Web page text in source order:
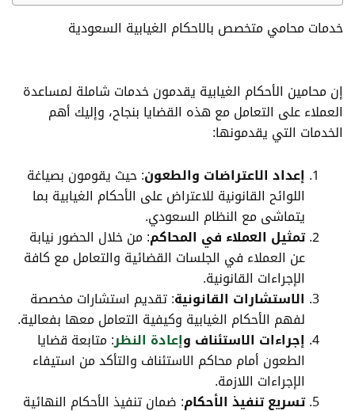
خدماتمحامي متخصص بالاحكام الغيابية السعودية
إن محامين الأحكام الغيابية يقدمون خدمات شاملة لمساعدة
العملاء على التعامل مع هذه القضايا بنجاح، وإليك أهم
الخدمات التي يقدمونها:
إعداد الاعتراضات والطعون: حيث يقومون بصياغة
اللوائح القانونية للاعتراض على الأحكام الغيابية بما
يتماشى مع النظام السعودي.
تمثيل العملاء في المحاكم: من خلال الحضور نيابة
عن العملاء في الجلسات القضائية والتعامل مع كافة
الإجراءات القانونية.
الاستشارات القانونية: تقديم استشارات مخصصة
لفهم الأحكام الغيابية وكيفية التعامل معها بفعالية.
إجراءات الاستئناف وإعادة النظر: متابعة قضايا
الطعون أمام محاكم الاستئناف والتأكد من استيفاء
الإجراءات اللازمة.
تسريع تنفيذ الأحكام: ضمان تنفيذ الأحكام النهائية